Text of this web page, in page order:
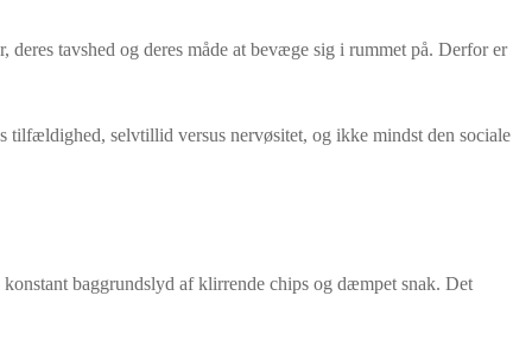
tavshed og deres måde at bevæge sig i rummet på. Derfor er
tilfældighed, selvtillid versus nervøsitet, og ikke mindst den sociale
baggrundslyd af klirrende chips og dæmpet snak. Det